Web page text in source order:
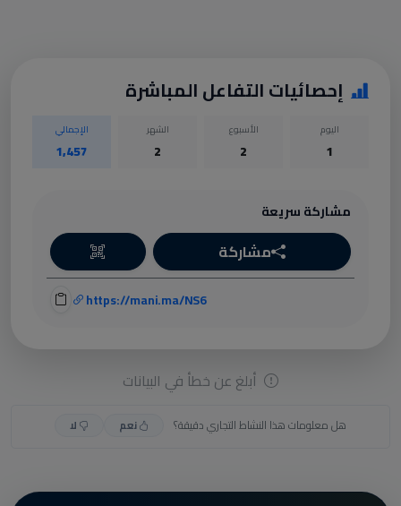
إحصائيات التفاعل المباشرة
اليوم
1
الأسبوع
2
الشهر
2
الإجمالي
1,457
مشاركة سريعة
مشاركة
https://mani.ma/NS6
أبلغ عن خطأ في البيانات
هل معلومات هذا النشاط التجاري دقيقة؟ نعم لا